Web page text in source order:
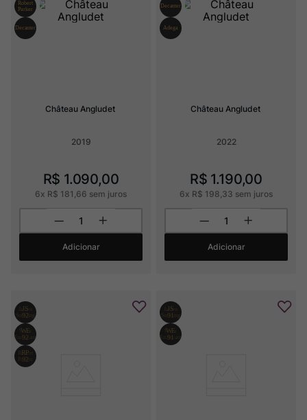
Château Angludet
2019
R$ 1.090,00
6x R$ 181 66 sem juros
Adicionar
Château Angludet
2022
R$ 1.190,00
6x R$ 198 33 sem juros
Adicionar